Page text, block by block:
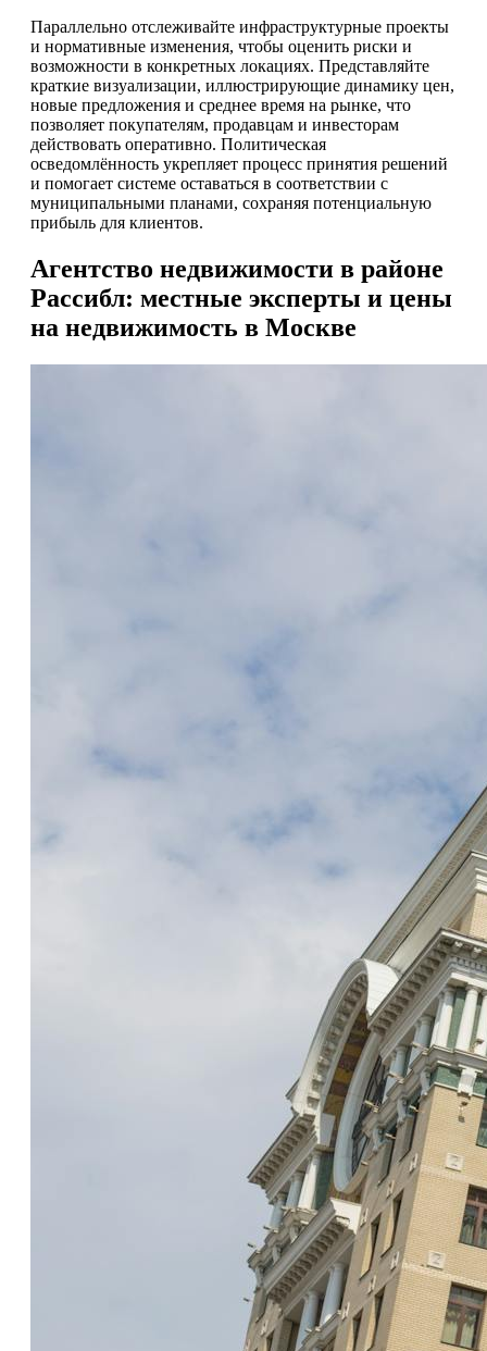
Параллельно отслеживайте инфраструктурные проекты
и нормативные изменения, чтобы оценить риски и
возможности в конкретных локациях. Представляйте
краткие визуализации, иллюстрирующие динамику цен,
новые предложения и среднее время на рынке, что
позволяет покупателям, продавцам и инвесторам
действовать оперативно. Политическая
осведомлённость укрепляет процесс принятия решений
и помогает системе оставаться в соответствии с
муниципальными планами, сохраняя потенциальную
прибыль для клиентов.
Агентство недвижимости в районе
Рассибл: местные эксперты и цены
на недвижимость в Москве